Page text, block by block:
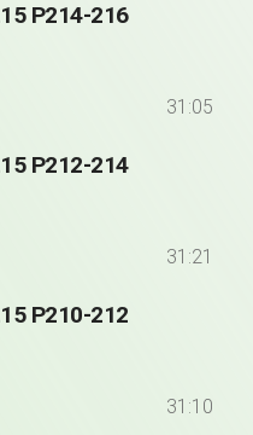
P214-216
31:05
P212-214
31:21
P210-212
31:10